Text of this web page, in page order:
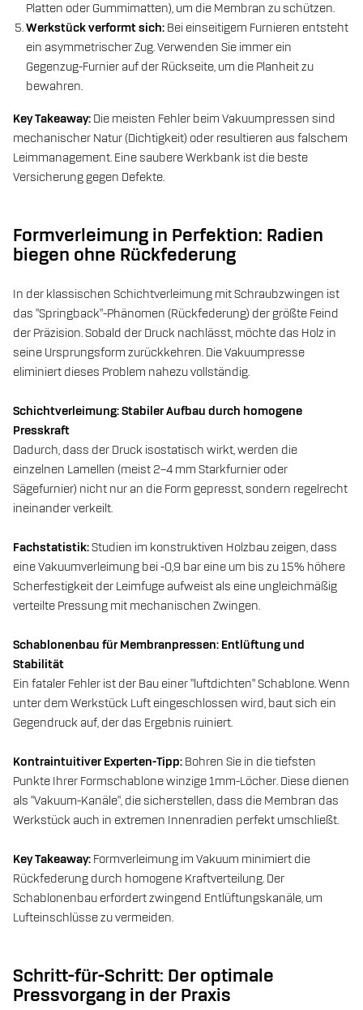
Platten oder Gummimatten), um die Membran zu schützen.
Werkstück verformt sich: Bei einseitigem Furnieren entsteht
ein asymmetrischer Zug. Verwenden Sie immer ein
Gegenzug-Furnier auf der Rückseite, um die Planheit zu
bewahren.
Key Takeaway: Die meisten Fehler beim Vakuumpressen sind
mechanischer Natur (Dichtigkeit) oder resultieren aus falschem
Leimmanagement. Eine saubere Werkbank ist die beste
Versicherung gegen Defekte.
Formverleimung in Perfektion: Radien
biegen ohne Rückfederung
In der klassischen Schichtverleimung mit Schraubzwingen ist
das "Springback"-Phänomen (Rückfederung) der größte Feind
der Präzision. Sobald der Druck nachlässt, möchte das Holz in
seine Ursprungsform zurückkehren. Die Vakuumpresse
eliminiert dieses Problem nahezu vollständig.
Schichtverleimung: Stabiler Aufbau durch homogene
Presskraft
Dadurch, dass der Druck isostatisch wirkt, werden die
einzelnen Lamellen (meist 2–4 mm Starkfurnier oder
Sägefurnier) nicht nur an die Form gepresst, sondern regelrecht
ineinander verkeilt.
Fachstatistik:Studien im konstruktiven Holzbau zeigen, dass
eine Vakuumverleimung bei -0,9 bar eine um bis zu 15% höhere
Scherfestigkeit der Leimfuge aufweist als eine ungleichmäßig
verteilte Pressung mit mechanischen Zwingen.
Schablonenbau für Membranpressen: Entlüftung und
Stabilität
Ein fataler Fehler ist der Bau einer "luftdichten" Schablone. Wenn
unter dem Werkstück Luft eingeschlossen wird, baut sich ein
Gegendruck auf, der das Ergebnis ruiniert.
Kontraintuitiver Experten-Tipp: Bohren Sie in die tiefsten
Punkte Ihrer Formschablone winzige 1mm-Löcher. Diese dienen
als "Vakuum-Kanäle", die sicherstellen, dass die Membran das
Werkstück auch in extremen Innenradien perfekt umschließt.
Key Takeaway: Formverleimung im Vakuum minimiert die
Rückfederung durch homogene Kraftverteilung. Der
Schablonenbau erfordert zwingend Entlüftungskanäle, um
Lufteinschlüsse zu vermeiden.
Schritt-für-Schritt: Der optimale
Pressvorgang in der Praxis